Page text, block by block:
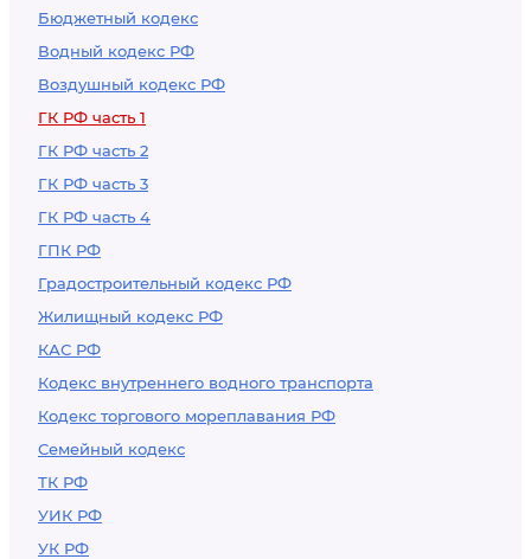
Бюджетный кодекс
Водный кодекс РФ
Воздушный кодекс РФ
ГК РФ часть 1
ГК РФ часть 2
ГК РФ часть 3
ГК РФ часть 4
ГПК РФ
Градостроительный кодекс РФ
Жилищный кодекс РФ
КАС РФ
Кодекс внутреннего водного транспорта
Кодекс торгового мореплавания РФ
Семейный кодекс
ТК РФ
УИК РФ
УК РФ